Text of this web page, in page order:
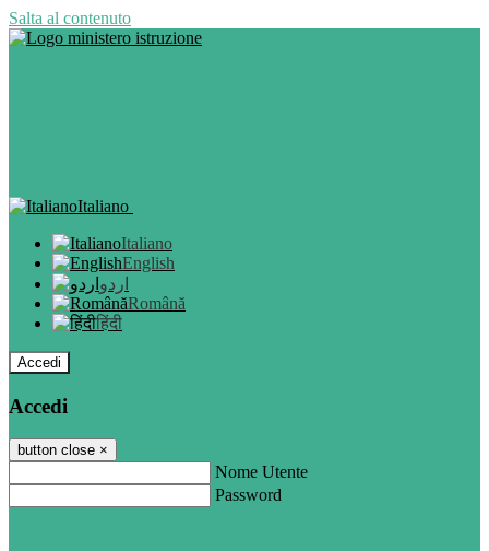
Salta al contenuto
Italiano
Italiano
English
اردو
Română
हिंदी
Accedi
Accedi
button close ×
Nome Utente
Password